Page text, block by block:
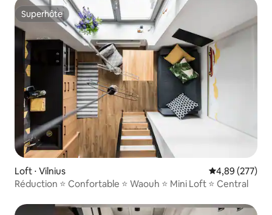
Superhôte
Superhôte
Loft ⋅ Vilnius Évaluation
4,89 (277)
Réduction ⭐️ Confortable ⭐️ Waouh ⭐️ Mini Loft ⭐️ Central